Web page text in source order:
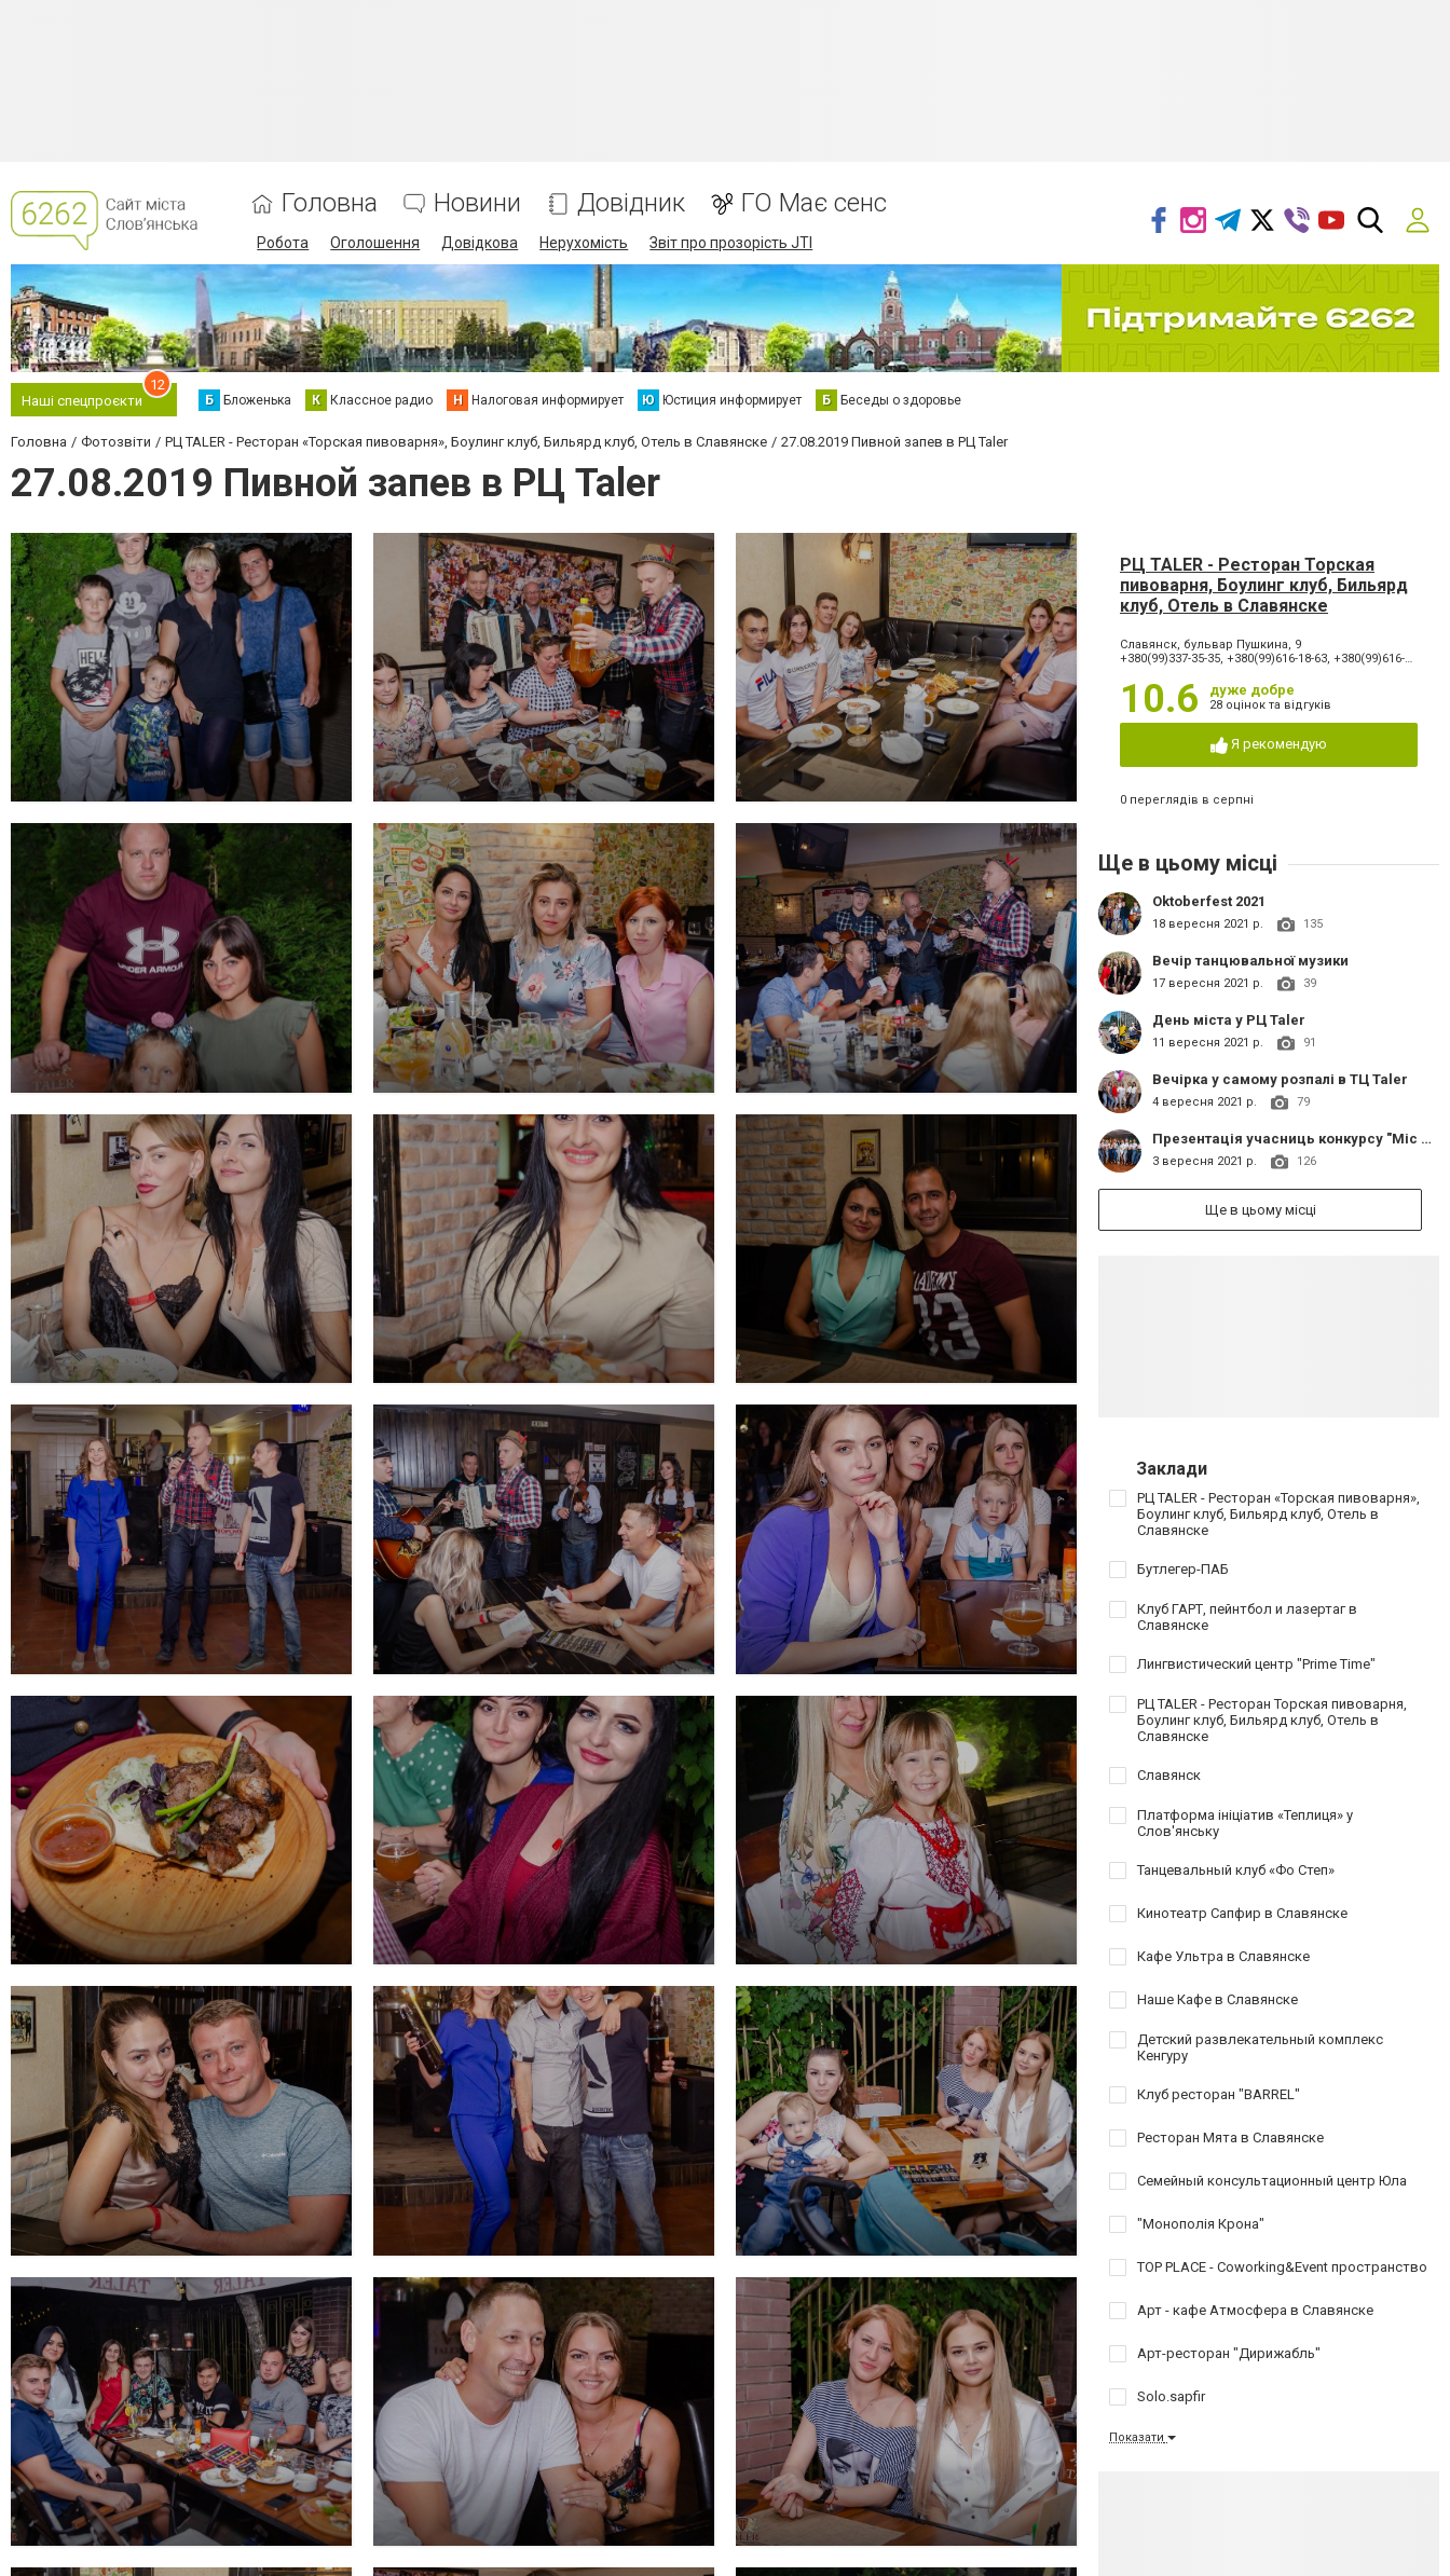
Головна Новини Довідник ГО Має сенс
Робота Оголошення Довідкова Нерухомість Звіт про прозорість JTI
Наші спецпроєкти
12
Б Бложенька К Классное радио Н Налоговая информирует Ю Юстиция информирует Б Беседы о здоровье
Головна Фотозвіти РЦ TALER - Ресторан «Торская пивоварня», Боулинг клуб, Бильярд клуб, Отель в Славянске 27.08.2019 Пивной запев в РЦ Taler
27.08.2019 Пивной запев в РЦ Taler
РЦ TALER - Ресторан Торская
пивоварня, Боулинг клуб, Бильярд
клуб, Отель в Славянске
Славянск, бульвар Пушкина, 9
+380(99)337-35-35, +380(99)616-18-63, +380(99)616-18-66, +380(99)334-42-42, +380(66)065-60-90
10.6 дуже добре
28 оцінок та відгуків
Я рекомендую
0 переглядів в серпні
Ще в цьому місці
Oktoberfest 2021
18 вересня 2021 р. 135
Вечір танцювальної музики
17 вересня 2021 р. 39
День міста у РЦ Taler
11 вересня 2021 р. 91
Вечірка у самому розпалі в ТЦ Taler
4 вересня 2021 р. 79
Презентація учасниць конкурсу "Міс Слов'янськ 2021"
3 вересня 2021 р. 126
Ще в цьому місці
Заклади
РЦ TALER - Ресторан «Торская пивоварня»,
Боулинг клуб, Бильярд клуб, Отель в
Славянске
Бутлегер-ПАБ
Клуб ГАРТ, пейнтбол и лазертаг в
Славянске
Лингвистический центр "Prime Time"
РЦ TALER - Ресторан Торская пивоварня,
Боулинг клуб, Бильярд клуб, Отель в
Славянске
Славянск
Платформа ініціатив «Теплиця» у
Слов'янську
Танцевальный клуб «Фо Степ»
Кинотеатр Сапфир в Славянске
Кафе Ультра в Славянске
Наше Кафе в Славянске
Детский развлекательный комплекс
Кенгуру
Клуб ресторан "BARREL"
Ресторан Мята в Славянске
Семейный консультационный центр Юла
"Монополія Крона"
TOP PLACE - Coworking&Event пространство
Арт - кафе Атмосфера в Славянске
Арт-ресторан "Дирижабль"
Solo.sapfir
Показати